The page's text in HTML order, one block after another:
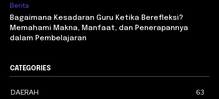
Berita
Bagaimana Kesadaran Guru Ketika Berefleksi?
Memahami Makna, Manfaat, dan Penerapannya
dalam Pembelajaran
CATEGORIES
DAERAH 63